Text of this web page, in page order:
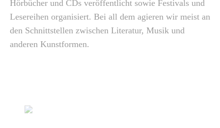
Hörbücher und CDs veröffentlicht sowie Festivals und
Lesereihen organisiert. Bei all dem agieren wir meist an
den Schnittstellen zwischen Literatur, Musik und
anderen Kunstformen.